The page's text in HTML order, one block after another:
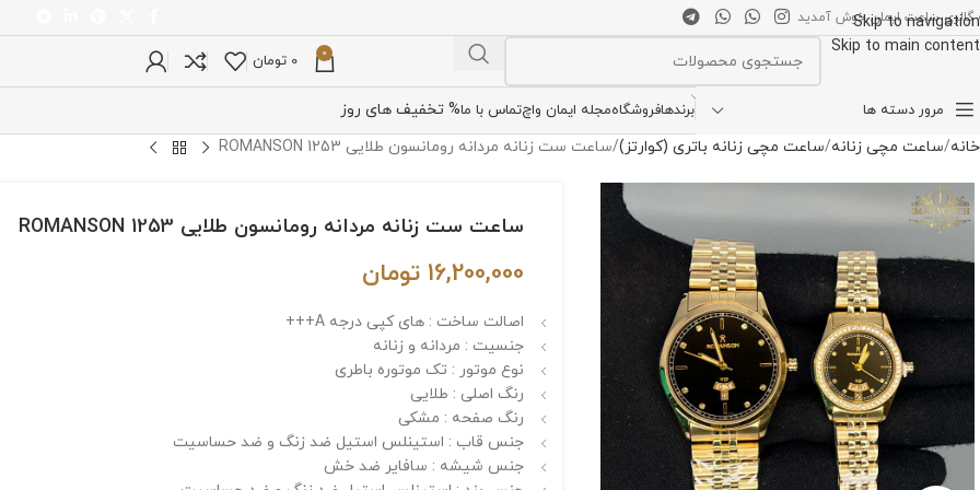
Skip to navigation
Skip to main content
گالری ساعت ایمان خوش آمدید
0
0 تومان
مرور دسته ها برندهافروشگاهمجله ایمان واچتماس با ما% تخفیف های روز
خانه ساعت مچی زنانه ساعت مچی زنانه باتری (کوارتز) ساعت ست زنانه مردانه رومانسون طلایی ROMANSON 1253
ساعت ست زنانه مردانه رومانسون طلایی ROMANSON 1253
16,200,000 تومان
اصالت ساخت : های کپی درجه A+++
جنسیت : مردانه و زنانه
نوع موتور : تک موتوره باطری
رنگ اصلی : طلایی
رنگ صفحه : مشکی
جنس قاب : استینلس استیل ضد زنگ و ضد حساسیت
جنس شیشه : سافایر ضد خش